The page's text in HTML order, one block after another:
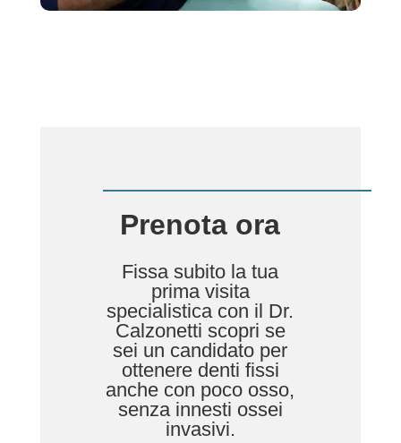
Prenota ora
Fissa subito la tua
prima visita
specialistica con il Dr.
Calzonetti scopri se
sei un candidato per
ottenere denti fissi
anche con poco osso,
senza innesti ossei
invasivi.